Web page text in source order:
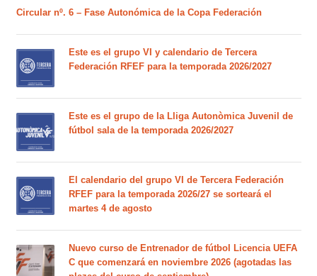
Circular nº. 6 – Fase Autonómica de la Copa Federación
Este es el grupo VI y calendario de Tercera
Federación RFEF para la temporada 2026/2027
Este es el grupo de la Lliga Autonòmica Juvenil de
fútbol sala de la temporada 2026/2027
El calendario del grupo VI de Tercera Federación
RFEF para la temporada 2026/27 se sorteará el
martes 4 de agosto
Nuevo curso de Entrenador de fútbol Licencia UEFA
C que comenzará en noviembre 2026 (agotadas las